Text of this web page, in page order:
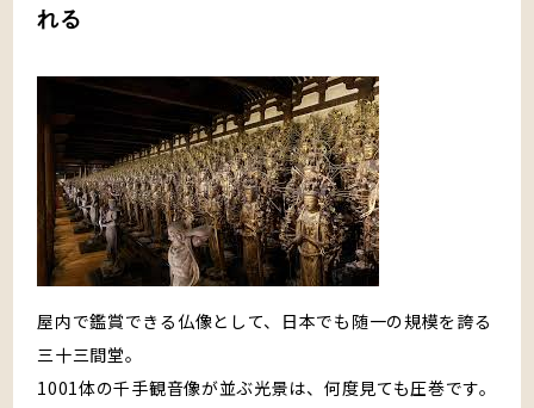
れる
屋内で鑑賞できる仏像として、日本でも随一の規模を誇る
三十三間堂。
1001体の千手観音像が並ぶ光景は、何度見ても圧巻です。